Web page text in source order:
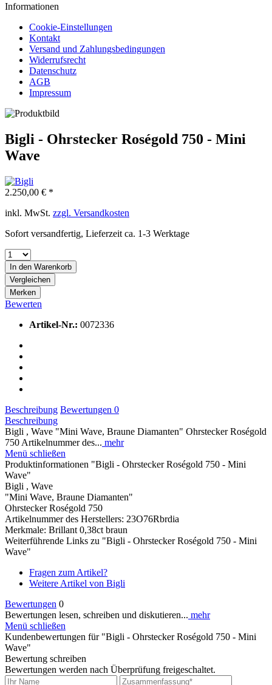
Informationen
Cookie-Einstellungen
Kontakt
Versand und Zahlungsbedingungen
Widerrufsrecht
Datenschutz
AGB
Impressum
Bigli - Ohrstecker Roségold 750 - Mini
Wave
2.250,00 € *
inkl. MwSt. zzgl. Versandkosten
Sofort versandfertig, Lieferzeit ca. 1-3 Werktage
In den Warenkorb
Vergleichen
Merken
Bewerten
Artikel-Nr.: 0072336
Beschreibung Bewertungen 0
Beschreibung
Bigli , Wave "Mini Wave, Braune Diamanten" Ohrstecker Roségold
750 Artikelnummer des... mehr
Menü schließen
Produktinformationen "Bigli - Ohrstecker Roségold 750 - Mini
Wave"
Bigli , Wave
"Mini Wave, Braune Diamanten"
Ohrstecker Roségold 750
Artikelnummer des Herstellers: 23O76Rbrdia
Merkmale: Brillant 0,38ct braun
Weiterführende Links zu "Bigli - Ohrstecker Roségold 750 - Mini
Wave"
Fragen zum Artikel?
Weitere Artikel von Bigli
Bewertungen 0
Bewertungen lesen, schreiben und diskutieren... mehr
Menü schließen
Kundenbewertungen für "Bigli - Ohrstecker Roségold 750 - Mini
Wave"
Bewertung schreiben
Bewertungen werden nach Überprüfung freigeschaltet.